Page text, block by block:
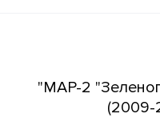
"МАР-2
(2009-